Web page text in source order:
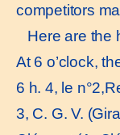
competitors
Here are the
At 6 o’clock,
6 h. 4, le
3, C. G. V.